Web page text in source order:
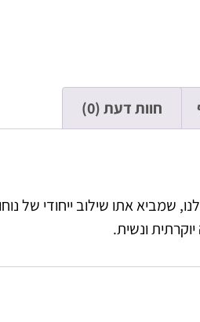
חוות דעת (0)
שמביא אתו שילוב ייחודי של
ונשית.